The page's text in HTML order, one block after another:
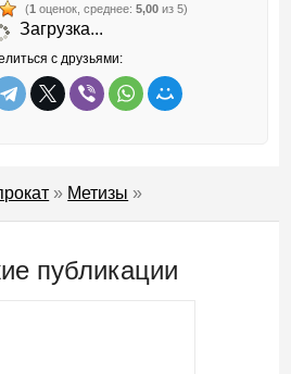
(1 оценок, среднее: 5,00 из 5)
Загрузка...
с друзьями:
» Метизы »
публикации